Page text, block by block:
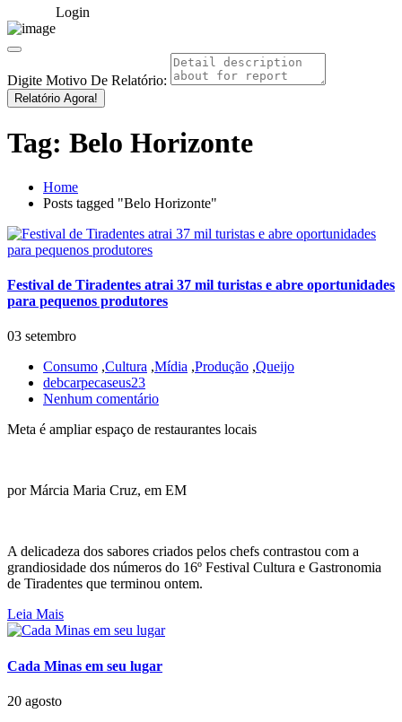
Login
Digite Motivo De Relatório:
Relatório Agora!
Tag: Belo Horizonte
Home
Posts tagged "Belo Horizonte"
Festival de Tiradentes atrai 37 mil turistas e abre oportunidades
para pequenos produtores
03 setembro
Consumo ,Cultura ,Mídia ,Produção ,Queijo
debcarpecaseus23
Nenhum comentário
Meta é ampliar espaço de restaurantes locais
por Márcia Maria Cruz, em EM
A delicadeza dos sabores criados pelos chefs contrastou com a
grandiosidade dos números do 16º Festival Cultura e Gastronomia
de Tiradentes que terminou ontem.
Leia Mais
Cada Minas em seu lugar
20 agosto